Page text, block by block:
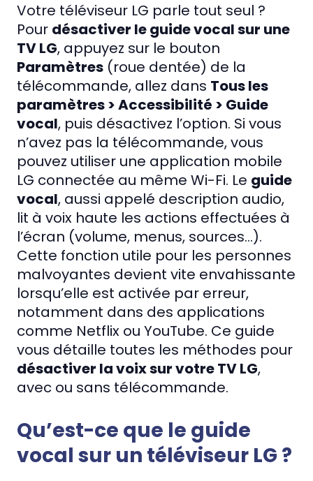
Votre téléviseur LG parle tout seul ?
Pour désactiver le guide vocal sur une
TV LG, appuyez sur le bouton
Paramètres (roue dentée) de la
télécommande, allez dans Tous les
paramètres > Accessibilité > Guide
vocal, puis désactivez l’option. Si vous
n’avez pas la télécommande, vous
pouvez utiliser une application mobile
LG connectée au même Wi-Fi. Le guide
vocal, aussi appelé description audio,
lit à voix haute les actions effectuées à
l’écran (volume, menus, sources…).
Cette fonction utile pour les personnes
malvoyantes devient vite envahissante
lorsqu’elle est activée par erreur,
notamment dans des applications
comme Netflix ou YouTube. Ce guide
vous détaille toutes les méthodes pour
désactiver la voix sur votre TV LG,
avec ou sans télécommande.
Qu’est-ce que le guide
vocal sur un téléviseur LG ?